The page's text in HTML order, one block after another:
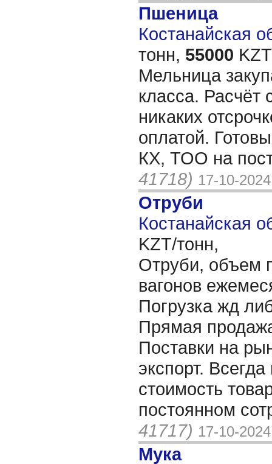
Пшеница
Костанайская
тонн, 55000
Мельница
класса. Расчёт
никаких
оплатой.
КХ, ТОО на
41718) 17-10-2024
Отруби
Костанайская
KZT/тонн,
Отруби, объем
вагонов
Погрузка жд
Прямая
Поставки на
экспорт.
стоимость
постоянном
41717) 17-10-2024
Мука